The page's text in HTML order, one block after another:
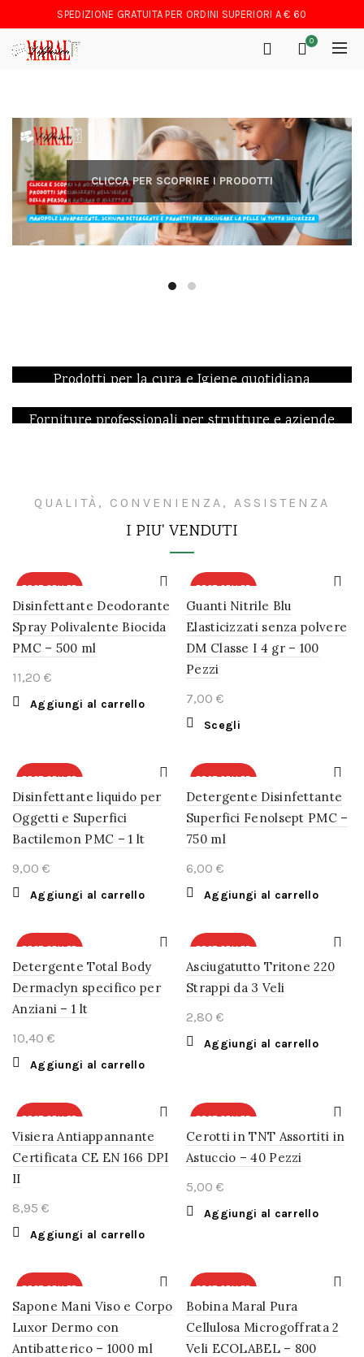
SPEDIZIONE GRATUITA PER ORDINI SUPERIORI A € 60
0
CLICCA PER SCOPRIRE I PRODOTTI
Prodotti per la cura e Igiene quotidiana
Vai al Negozio Online!
AZIENDE
Forniture professionali per strutture e aziende
QUALITÀ, CONVENIENZA, ASSISTENZA
I PIU' VENDUTI
BEST SELLER
Disinfettante Deodorante
Spray Polivalente Biocida
PMC – 500 ml
€
Aggiungi al carrello
BEST SELLER
Guanti Nitrile Blu
Elasticizzati senza polvere
DM Classe I 4 gr – 100
Pezzi
€
ScegliQuesto
ha
più
varianti.
Le
opzioni
nella
del
BEST SELLER
Disinfettante liquido per
Oggetti e Superfici
Bactilemon PMC – 1 lt
€
Aggiungi al carrello
BEST SELLER
Detergente Disinfettante
Superfici Fenolsept PMC –
750 ml
€
Aggiungi al carrello
BEST SELLER
Detergente Total Body
Dermaclyn specifico per
Anziani – 1 lt
€
Aggiungi al carrello
BEST SELLER
Asciugatutto Tritone 220
Strappi da 3 Veli
€
Aggiungi al carrello
BEST SELLER
Visiera Antiappannante
Certificata CE EN 166 DPI
II
€
Aggiungi al carrello
BEST SELLER
Cerotti in TNT Assortiti in
Astuccio – 40 Pezzi
€
Aggiungi al carrello
BEST SELLER
Sapone Mani Viso e Corpo
Luxor Dermo con
Antibatterico – 1000 ml
BEST SELLER
Bobina Maral Pura
Cellulosa Microgoffrata 2
Veli ECOLABEL – 800